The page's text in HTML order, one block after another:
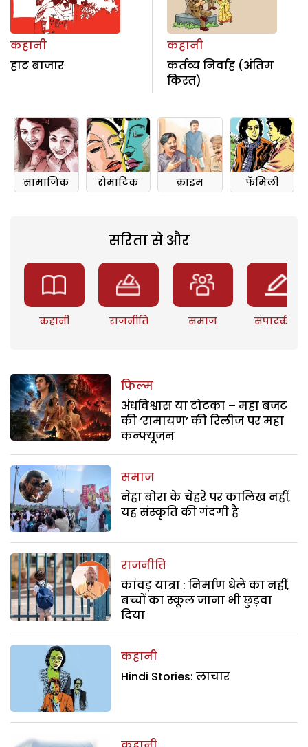
कहानी
हाट बाजार
कहानी
कर्तव्य निर्वाह (अंतिम
किस्त)
सामाजिक रोमांटिक क्राइम फॅमिली
सरिता से और
कहानी राजनीति समाज संपादकीय
फिल्म
अंधविश्वास या टोटका – महा बजट
की ‘रामायण’ की रिलीज पर महा
कन्फ्यूजन
समाज
नेहा बोरा के चेहरे पर कालिख नहीं,
यह संस्कृति की गंदगी है
राजनीति
कांवड़ यात्रा : निर्माण धेले का नहीं,
बच्चों का स्कूल जाना भी छुड़वा
दिया
कहानी
Hindi Stories: लाचार